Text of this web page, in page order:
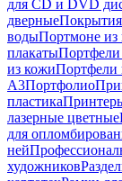
для CD и DVD
дверныеПокрытия
водыПортмоне из
плакатыПортфели
из кожиПортфели
А3Портфолио
пластика
лазерные цветные
для
ней
художников